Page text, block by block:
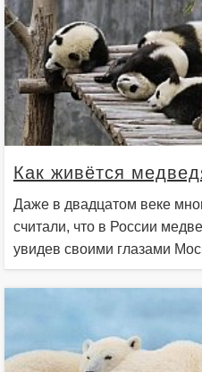
Как живётся
Даже в двадцатом веке
считали, что в России
увидев своими глазами